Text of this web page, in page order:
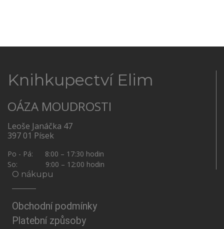
Knihkupectví Elim
OÁZA MOUDROSTI
Leoše Janáčka 47
397 01 Písek
Po - Pá: 8:00 – 17:30 hodin
So: 9:00 – 12:00 hodin
O nákupu
Obchodní podmínky
Platební způsoby